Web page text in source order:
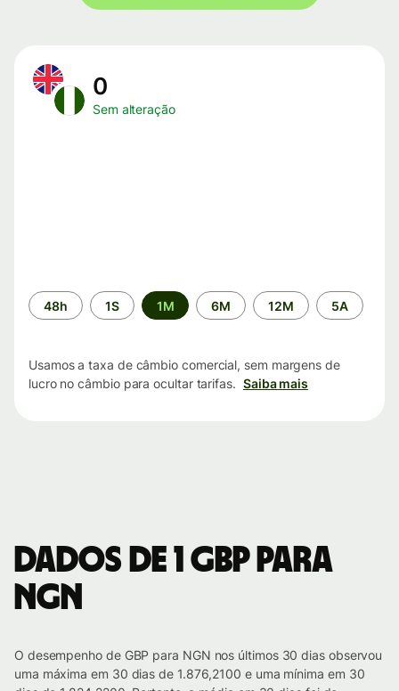
0
Sem alteração
Período
de
48h 1S 1M 6M 12M 5A
Usamos a taxa de câmbio comercial, sem margens de
lucro no câmbio para ocultar tarifas. Saiba mais
Dados de 1 GBP para
NGN
O desempenho de GBP para NGN nos últimos 30 dias observou
uma máxima em 30 dias de 1.876,2100 e uma mínima em 30